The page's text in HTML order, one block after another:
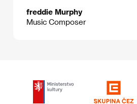
freddie Murphy
Music Composer